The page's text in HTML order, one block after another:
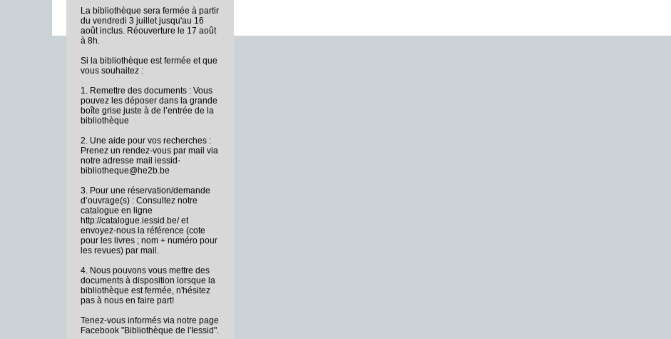
La bibliothèque sera fermée à partir
du vendredi 3 juillet jusqu'au 16
août inclus. Réouverture le 17 août
à 8h.
Si la bibliothèque est fermée et que
vous souhaitez :
1. Remettre des documents : Vous
pouvez les déposer dans la grande
boîte grise juste à de l’entrée de la
bibliothèque
2. Une aide pour vos recherches :
Prenez un rendez-vous par mail via
notre adresse mail iessid-
bibliotheque@he2b.be
3. Pour une réservation/demande
d’ouvrage(s) : Consultez notre
catalogue en ligne
http://catalogue.iessid.be/ et
envoyez-nous la référence (cote
pour les livres ; nom + numéro pour
les revues) par mail.
4. Nous pouvons vous mettre des
documents à disposition lorsque la
bibliothèque est fermée, n'hésitez
pas à nous en faire part!
Tenez-vous informés via notre page
Facebook "Bibliothèque de l'Iessid".